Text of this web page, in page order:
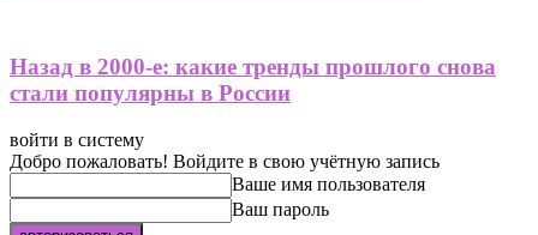
Назад в 2000-е: какие тренды прошлого снова
стали популярны в России
войти в систему
Добро пожаловать! Войдите в свою учётную запись
Ваше имя пользователя
Ваш пароль